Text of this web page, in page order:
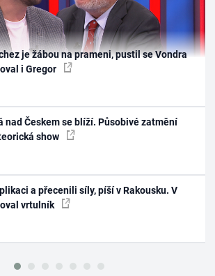
je žábou na prameni, pustil se Vondra
i Gregor
nad Českem se blíží. Působivé zatmění
show
a přecenili síly, píší v Rakousku. V
vrtulník